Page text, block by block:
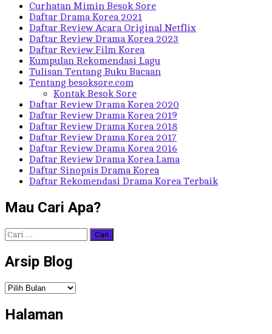
Curhatan Mimin Besok Sore
Daftar Drama Korea 2021
Daftar Review Acara Original Netflix
Daftar Review Drama Korea 2023
Daftar Review Film Korea
Kumpulan Rekomendasi Lagu
Tulisan Tentang Buku Bacaan
Tentang besoksore.com
Kontak Besok Sore
Daftar Review Drama Korea 2020
Daftar Review Drama Korea 2019
Daftar Review Drama Korea 2018
Daftar Review Drama Korea 2017
Daftar Review Drama Korea 2016
Daftar Review Drama Korea Lama
Daftar Sinopsis Drama Korea
Daftar Rekomendasi Drama Korea Terbaik
Mau Cari Apa?
Cari
untuk:
Arsip Blog
Arsip
Halaman